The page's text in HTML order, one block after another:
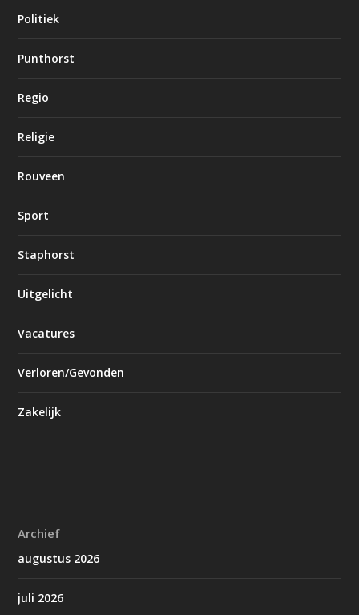
Politiek
Punthorst
Regio
Religie
Rouveen
Sport
Staphorst
Uitgelicht
Vacatures
Verloren/Gevonden
Zakelijk
Archief
augustus 2026
juli 2026